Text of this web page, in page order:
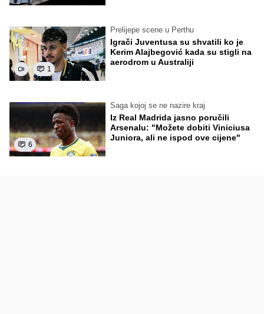
1
Prelijepe scene u Perthu
Igrači Juventusa su shvatili ko je
Kerim Alajbegović kada su stigli na
aerodrom u Australiji
6
Saga kojoj se ne nazire kraj
Iz Real Madrida jasno poručili
Arsenalu: "Možete dobiti Viniciusa
Juniora, ali ne ispod ove cijene"